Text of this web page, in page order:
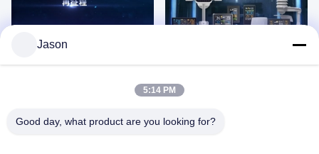
Jason
5:14 PM
Good day, what product are you looking for?